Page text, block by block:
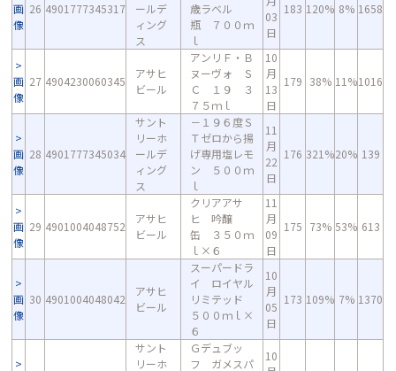
画
像
26 4901777345317
ールデ
ィング
ス
歳ラベル
瓶 ７００ｍ
ｌ
03
日
183 120% 8% 1658
画
像
27 4904230060345
アサヒ
ビール
アンリＦ・Ｂ
ヌーヴォ Ｓ
Ｃ １９ ３
７５ｍｌ
10
月
13
日
179 38% 11%1016
画
像
28 4901777345034
サント
リーホ
ールデ
ィング
ス
－１９６度Ｓ
Ｔゼロから揚
げ専用塩レモ
ン ５００ｍ
ｌ
11
月
22
日
176 321%20% 139
画
像
29 4901004048752
アサヒ
ビール
クリアアサ
ヒ 吟醸
缶 ３５０ｍ
ｌ×６
11
月
09
日
175 73% 53% 613
画
像
30 4901004048042
アサヒ
ビール
スーパードラ
イ ロイヤル
リミテッド
５００ｍｌ×
６
10
月
05
日
173 109% 7% 1370
サント
リーホ
Ｇデュブッ
フ ガメスパ
10